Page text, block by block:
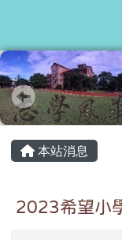
主內容區域
本站消息
2023希望小
頁尾區域